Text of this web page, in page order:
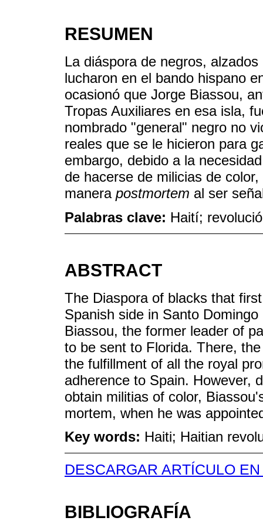
RESUMEN
La diáspora de negros,
lucharon en el bando hispano
ocasionó que Jorge Biassou,
Tropas Auxiliares en esa isla,
nombrado "general" negro no
reales que se le hicieron para
embargo, debido a la
de hacerse de milicias de
manera postmortem al ser
Palabras clave: Haití;
ABSTRACT
The Diaspora of blacks that
Spanish side in Santo
Biassou, the former leader of
to be sent to Florida. There,
the fulfillment of all the royal
adherence to Spain. However,
obtain militias of color,
mortem, when he was
Key words: Haiti; Haitian
DESCARGAR ARTÍCULO
BIBLIOGRAFÍA